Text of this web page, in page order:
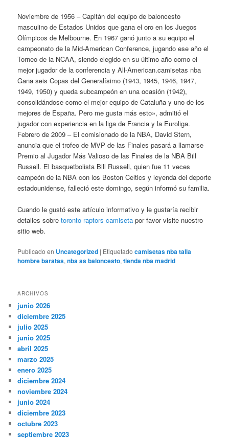
Noviembre de 1956 – Capitán del equipo de baloncesto
masculino de Estados Unidos que gana el oro en los Juegos
Olímpicos de Melbourne. En 1967 ganó junto a su equipo el
campeonato de la Mid-American Conference, jugando ese año el
Torneo de la NCAA, siendo elegido en su último año como el
mejor jugador de la conferencia y All-American.camisetas nba
Gana seis Copas del Generalísimo (1943, 1945, 1946, 1947,
1949, 1950) y queda subcampeón en una ocasión (1942),
consolidándose como el mejor equipo de Cataluña y uno de los
mejores de España. Pero me gusta más esto», admitió el
jugador con experiencia en la liga de Francia y la Euroliga.
Febrero de 2009 – El comisionado de la NBA, David Stern,
anuncia que el trofeo de MVP de las Finales pasará a llamarse
Premio al Jugador Más Valioso de las Finales de la NBA Bill
Russell. El basquetbolista Bill Russell, quien fue 11 veces
campeón de la NBA con los Boston Celtics y leyenda del deporte
estadounidense, falleció este domingo, según informó su familia.
Cuando le gustó este artículo informativo y le gustaría recibir
detalles sobretoronto raptors camiseta por favor visite nuestro
sitio web.
Publicado en Uncategorized | Etiquetado camisetas nba talla
hombre baratas,nba as baloncesto,tienda nba madrid
ARCHIVOS
junio 2026
diciembre 2025
julio 2025
junio 2025
abril 2025
marzo 2025
enero 2025
diciembre 2024
noviembre 2024
junio 2024
diciembre 2023
octubre 2023
septiembre 2023